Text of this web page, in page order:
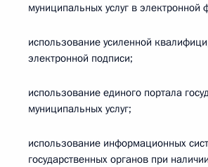
муниципальных услуг в электронной
использование усиленной
электронной подписи;
использование единого портала
муниципальных услуг;
использование информационных
государственных органов при